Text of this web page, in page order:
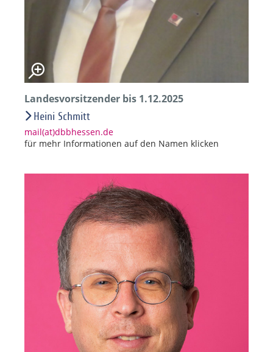
Landesvorsitzender bis 1.12.2025
Heini Schmitt
mail(at)dbbhessen.de
für mehr Informationen auf den Namen klicken